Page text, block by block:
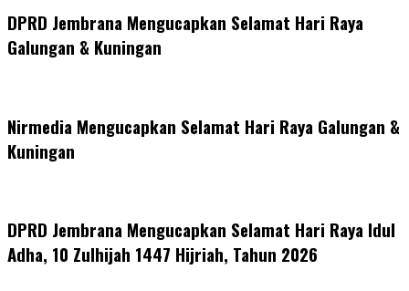
DPRD Jembrana Mengucapkan Selamat Hari Raya
Galungan & Kuningan
Nirmedia Mengucapkan Selamat Hari Raya Galungan &
Kuningan
DPRD Jembrana Mengucapkan Selamat Hari Raya Idul
Adha, 10 Zulhijah 1447 Hijriah, Tahun 2026